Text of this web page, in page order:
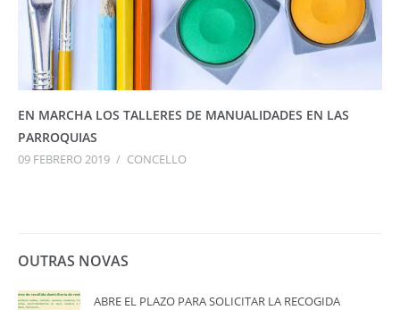
EN MARCHA LOS TALLERES DE MANUALIDADES EN LAS
PARROQUIAS
09 FEBRERO 2019 / CONCELLO
OUTRAS NOVAS
ABRE EL PLAZO PARA SOLICITAR LA RECOGIDA